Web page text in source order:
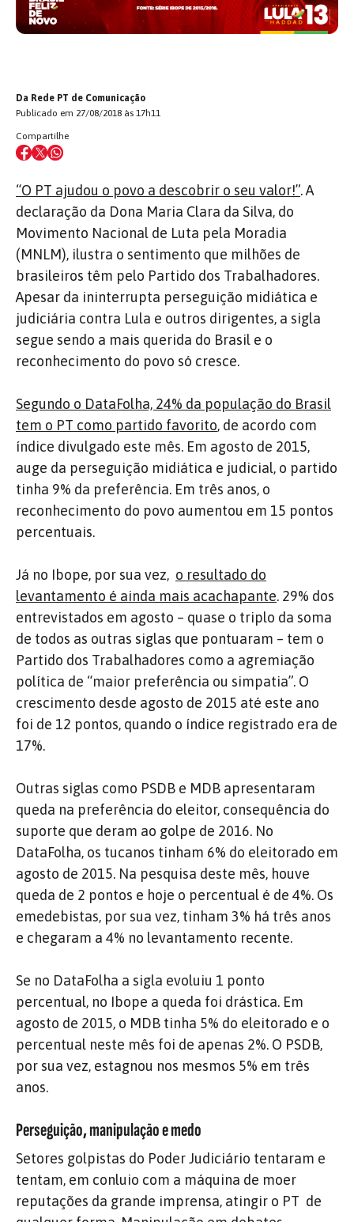
Da Rede PT de Comunicação
Publicado em 27/08/2018 às 17h11
Compartilhe
“O PT ajudou o povo a descobrir o seu valor!”. A
declaração da Dona Maria Clara da Silva, do
Movimento Nacional de Luta pela Moradia
(MNLM), ilustra o sentimento que milhões de
brasileiros têm pelo Partido dos Trabalhadores.
Apesar da ininterrupta perseguição midiática e
judiciária contra Lula e outros dirigentes, a sigla
segue sendo a mais querida do Brasil e o
reconhecimento do povo só cresce.
Segundo o DataFolha, 24% da população do Brasil
tem o PT como partido favorito, de acordo com
índice divulgado este mês. Em agosto de 2015,
auge da perseguição midiática e judicial, o partido
tinha 9% da preferência. Em três anos, o
reconhecimento do povo aumentou em 15 pontos
percentuais.
Já no Ibope, por sua vez, o resultado do
levantamento é ainda mais acachapante. 29% dos
entrevistados em agosto – quase o triplo da soma
de todos as outras siglas que pontuaram – tem o
Partido dos Trabalhadores como a agremiação
política de “maior preferência ou simpatia”. O
crescimento desde agosto de 2015 até este ano
foi de 12 pontos, quando o índice registrado era de
17%.
Outras siglas como PSDB e MDB apresentaram
queda na preferência do eleitor, consequência do
suporte que deram ao golpe de 2016. No
DataFolha, os tucanos tinham 6% do eleitorado em
agosto de 2015. Na pesquisa deste mês, houve
queda de 2 pontos e hoje o percentual é de 4%. Os
emedebistas, por sua vez, tinham 3% há três anos
e chegaram a 4% no levantamento recente.
Se no DataFolha a sigla evoluiu 1 ponto
percentual, no Ibope a queda foi drástica. Em
agosto de 2015, o MDB tinha 5% do eleitorado e o
percentual neste mês foi de apenas 2%. O PSDB,
por sua vez, estagnou nos mesmos 5% em três
anos.
Perseguição, manipulação e medo
Setores golpistas do Poder Judiciário tentaram e
tentam, em conluio com a máquina de moer
reputações da grande imprensa, atingir o PT de